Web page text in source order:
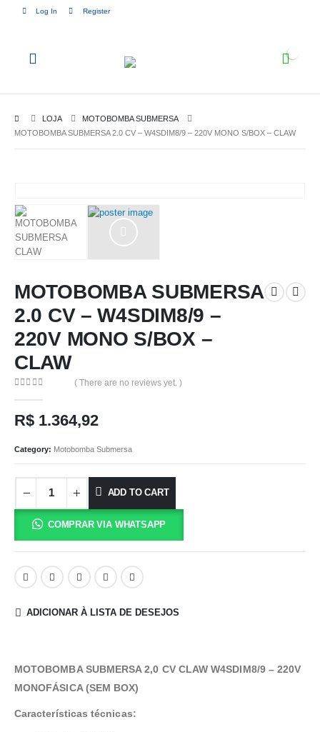
Log In Register
LOJA
MOTOBOMBA SUBMERSA
MOTOBOMBA SUBMERSA 2.0 CV – W4SDIM8/9 – 220V MONO S/BOX – CLAW
MOTOBOMBA SUBMERSA
2.0 CV – W4SDIM8/9 –
220V MONO S/BOX –
CLAW
( There are no reviews yet. )
R$ 1.364,92
Category: Motobomba Submersa
ADD TO CART
COMPRAR VIA WHATSAPP
ADICIONAR À LISTA DE DESEJOS
MOTOBOMBA SUBMERSA 2,0 CV CLAW W4SDIM8/9 – 220V
MONOFÁSICA (SEM BOX)
Características técnicas: